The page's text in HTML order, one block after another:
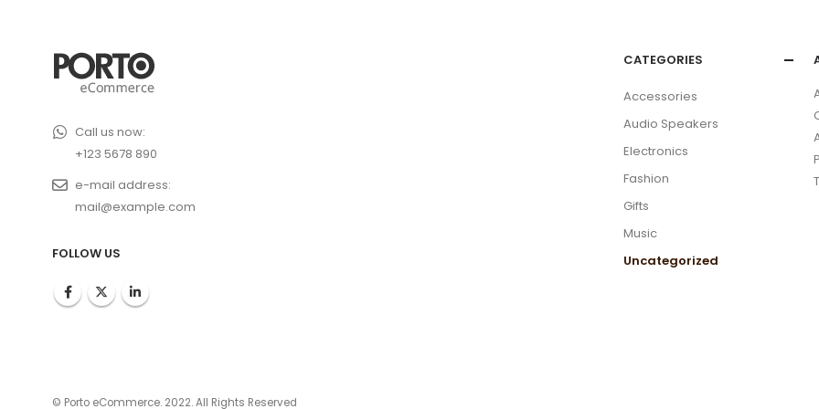
Call us now:
+123 5678 890
e-mail address:
mail@example.com
FOLLOW US
CATEGORIES
Accessories
Audio Speakers
Electronics
Fashion
Gifts
Music
Uncategorized
© Porto eCommerce. 2022. All Rights Reserved